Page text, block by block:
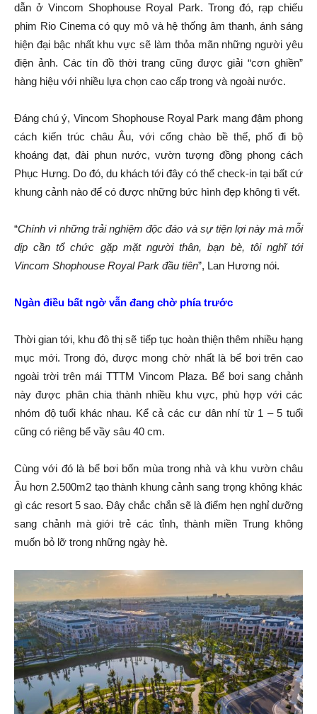
dẫn ở Vincom Shophouse Royal Park. Trong đó, rạp chiếu
phim Rio Cinema có quy mô và hệ thống âm thanh, ánh sáng
hiện đại bậc nhất khu vực sẽ làm thỏa mãn những người yêu
điện ảnh. Các tín đồ thời trang cũng được giải “cơn ghiền”
hàng hiệu với nhiều lựa chọn cao cấp trong và ngoài nước.
Đáng chú ý, Vincom Shophouse Royal Park mang đậm phong
cách kiến trúc châu Âu, với cổng chào bề thế, phố đi bộ
khoáng đạt, đài phun nước, vườn tượng đồng phong cách
Phục Hưng. Do đó, du khách tới đây có thể check-in tại bất cứ
khung cảnh nào để có được những bức hình đẹp không tì vết.
“Chính vì những trải nghiệm độc đáo và sự tiện lợi này mà mỗi
dịp cần tổ chức gặp mặt người thân, bạn bè, tôi nghĩ tới
Vincom Shophouse Royal Park đầu tiên”, Lan Hương nói.
Ngàn điều bất ngờ vẫn đang chờ phía trước
Thời gian tới, khu đô thị sẽ tiếp tục hoàn thiện thêm nhiều hạng
mục mới. Trong đó, được mong chờ nhất là bể bơi trên cao
ngoài trời trên mái TTTM Vincom Plaza. Bể bơi sang chảnh
này được phân chia thành nhiều khu vực, phù hợp với các
nhóm độ tuổi khác nhau. Kể cả các cư dân nhí từ 1 – 5 tuổi
cũng có riêng bể vầy sâu 40 cm.
Cùng với đó là bể bơi bốn mùa trong nhà và khu vườn châu
Âu hơn 2.500m2 tạo thành khung cảnh sang trọng không khác
gì các resort 5 sao. Đây chắc chắn sẽ là điểm hẹn nghỉ dưỡng
sang chảnh mà giới trẻ các tỉnh, thành miền Trung không
muốn bỏ lỡ trong những ngày hè.